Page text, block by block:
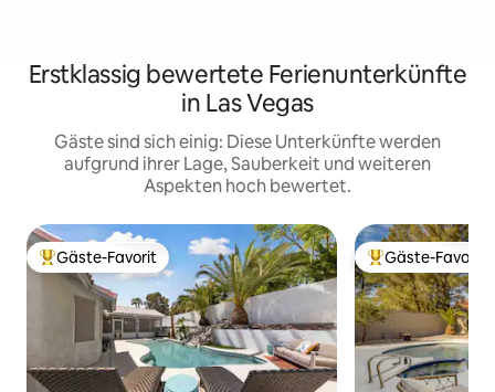
Erstklassig bewertete Ferienunterkünfte
in Las Vegas
Gäste sind sich einig: Diese Unterkünfte werden
aufgrund ihrer Lage, Sauberkeit und weiteren
Aspekten hoch bewertet.
Beliebter Gäste-Favorit.
Gäste-Favorit Beliebter Gäste-
Gäste-Favorit